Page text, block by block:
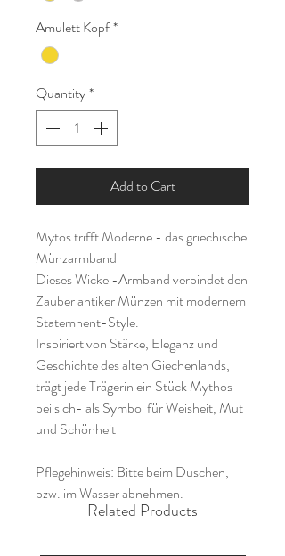
Amulett Kopf*
Quantity*
Add to Cart
Mytos trifft Moderne - das griechische
Münzarmband
Dieses Wickel-Armband verbindet den
Zauber antiker Münzen mit modernem
Statemnent-Style.
Inspiriert von Stärke, Eleganz und
Geschichte des alten Giechenlands,
trägt jede Trägerin ein Stück Mythos
bei sich- als Symbol für Weisheit, Mut
und Schönheit
Pflegehinweis: Bitte beim Duschen,
bzw. im Wasser abnehmen.
Related Products